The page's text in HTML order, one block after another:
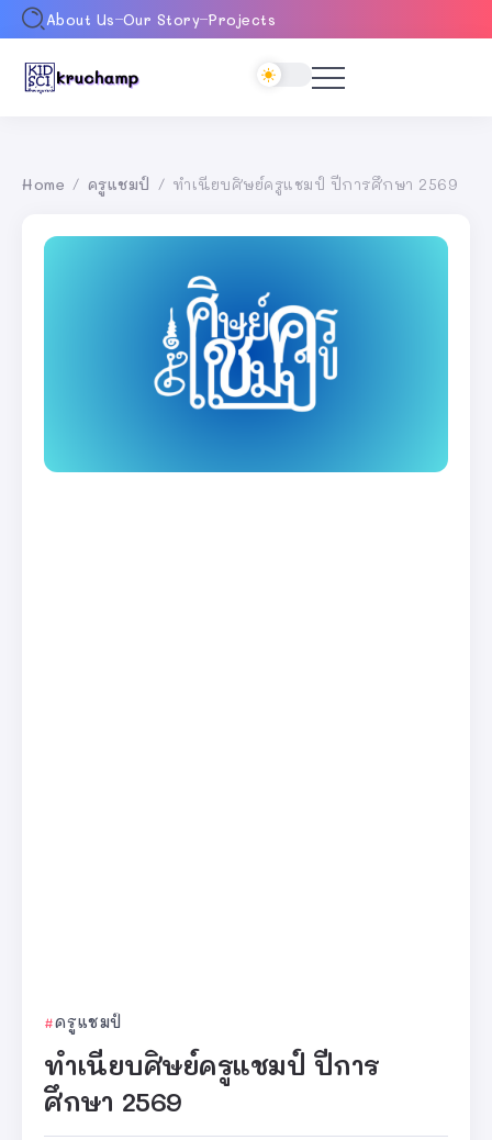
About Us Our Story Projects
Home / ครูแชมป์ / ทำเนียบศิษย์ครูแชมป์ ปีการศึกษา 2569
ครูแชมป์
ทำเนียบศิษย์ครูแชมป์ ปีการ
ศึกษา 2569